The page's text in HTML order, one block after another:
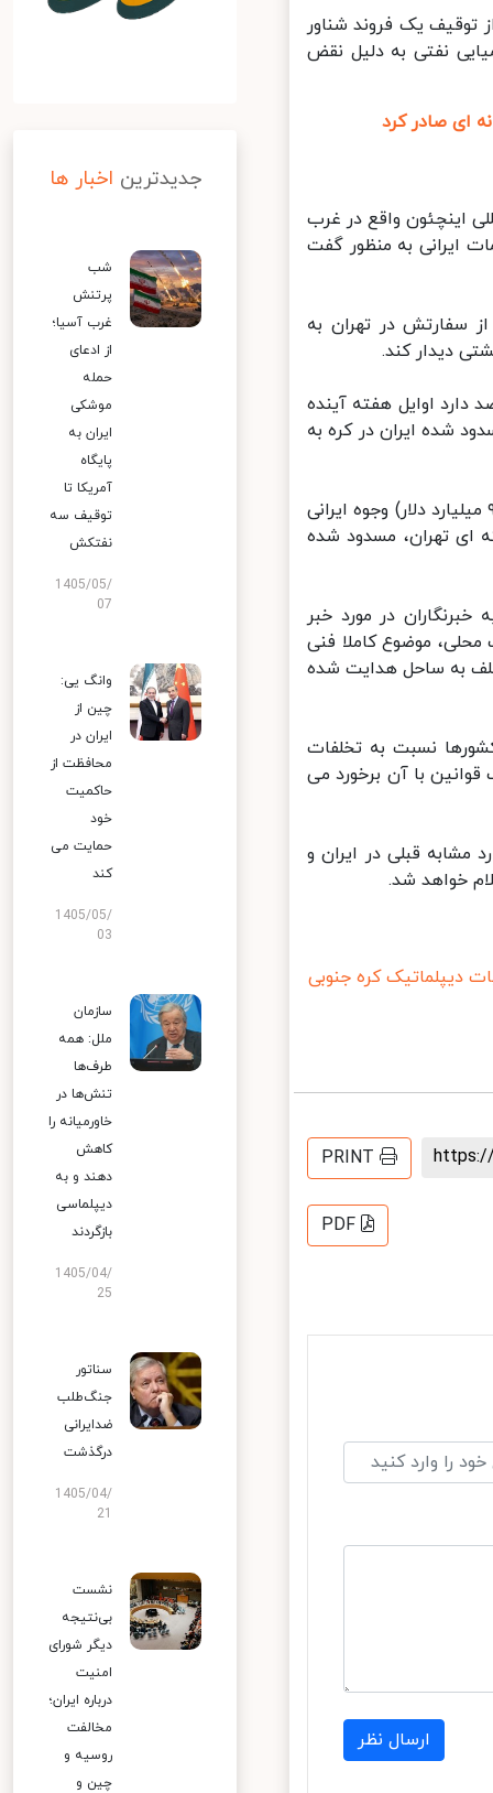
توقیف یک فروند شناور
حامل ۷ هزار و ۲۰۰ تن مواد شیمیایی نفتی به دلیل نقض
ای صادر کرد
اینچئون واقع در غرب
ایرانی به منظور گفت
سفارتش در تهران به
دیدار کند.
اوایل هفته آینده
شده ایران در کره به
اعلام روز سه شنبه بانک های کره جنوبی، حدود ۱۰ تریلیون وون (۹.۲ میلیارد دلار) وجوه ایرانی
تهران، مسدود شده
در مورد خبر
موضوع کاملا فنی
به ساحل هدایت شده
نسبت به تخلفات
با آن برخورد می
قبلی در ایران و
خواهد شد.
دیپلماتیک کره جنوبی
PRINT
PDF
ارسال نظر
جدیدترین اخبار ها
شب
پرتنش
غرب آسیا؛
از ادعای
حمله
موشکی
ایران به
پایگاه
آمریکا تا
توقیف سه
نفتکش
1405/05/
07
وانگ یی:
چین از
ایران در
محافظت از
حاکمیت
خود
حمایت می
کند
1405/05/
03
سازمان
ملل: همه
طرف‌ها
تنش‌ها در
خاورمیانه را
کاهش
دهند و به
دیپلماسی
بازگردند
1405/04/
25
سناتور
جنگ‌طلب
ضدایرانی
درگذشت
1405/04/
نشست
بی‌نتیجه
دیگر شورای
امنیت
درباره ایران؛
مخالفت
روسیه و
چین و